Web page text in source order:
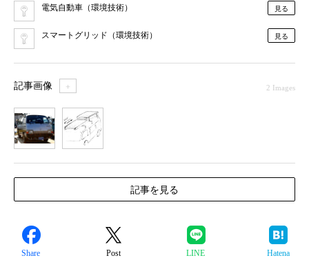
電気自動車（環境技術） 見る
スマートグリッド（環境技術） 見る
記事画像 ＋ 2 Images
記事を見る
Share Post LINE Hatena